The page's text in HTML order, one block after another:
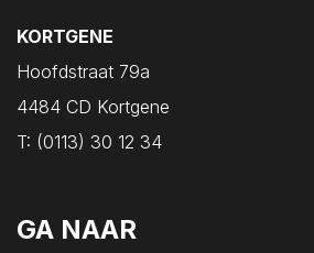
KORTGENE
Hoofdstraat 79a
4484 CD Kortgene
T: (0113) 30 12 34
GA NAAR
Ouwerkerk
Ovezande
Poortvliet
Renesse
Ritthem